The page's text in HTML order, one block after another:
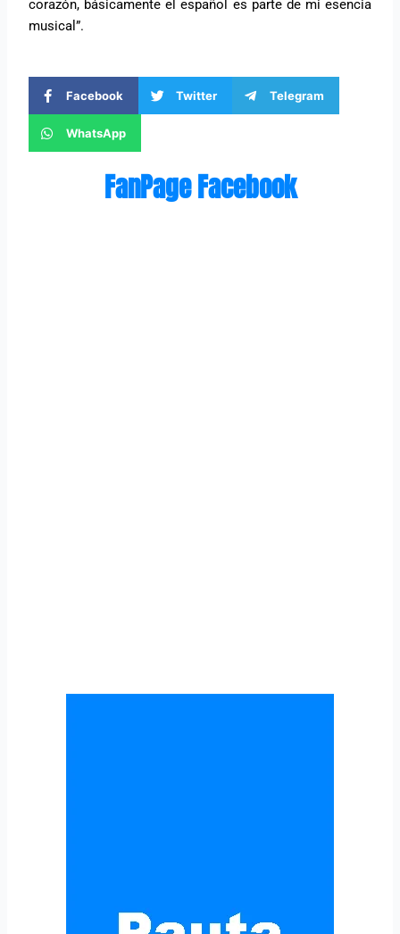
corazón, básicamente el español es parte de mi esencia
musical”.
Facebook Twitter Telegram
WhatsApp
FanPage Facebook